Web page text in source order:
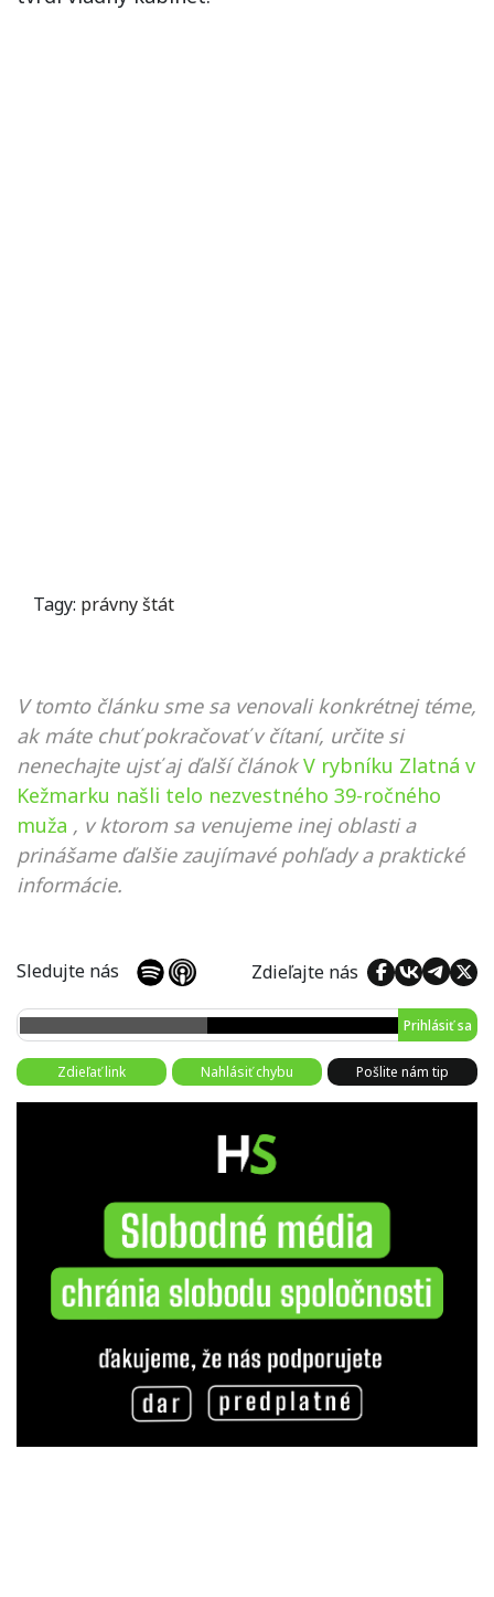
Tagy: právny štát
V tomto článku sme sa venovali konkrétnej téme,
ak máte chuť pokračovať v čítaní, určite si
nenechajte ujsť aj ďalší článok V rybníku Zlatná v
Kežmarku našli telo nezvestného 39-ročného
muža , v ktorom sa venujeme inej oblasti a
prinášame ďalšie zaujímavé pohľady a praktické
informácie.
Sledujte nás Zdieľajte nás
Prihlásiť sa
Zdieľať link Nahlásiť chybu Pošlite nám tip